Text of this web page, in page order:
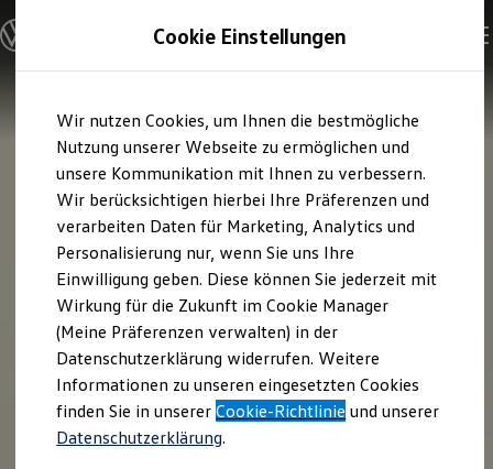
Hauptinhalt
springen
Footer
springen
Modelle & Konfigurator
Nutzfahrzeugkategorien entdecken
Modelle konfigurieren
Vorgängermodelle und Oldtimer
Vorgängermodelle
Oldtimer
Bulli Historie
Branchenlösungen & Gewerbekunden
Umbaulösungen und Hersteller finden
Auf- und Umbauten entdecken & konfigurieren
Groß- und Sonderkunden
Großkunden
Kommunen & Behörden
Journalisten
Sportvereine
Branchenlösungen
Bau & Handwerk
Gewerbliche Personenbeförderung
Service & mobile Werkstätten
Kurier, Logistik & Handel
Cookie Einstellungen
Wir nutzen Cookies, um Ihnen die bestmögliche
Nutzung unserer Webseite zu ermöglichen und
unsere Kommunikation mit Ihnen zu verbessern.
Wir berücksichtigen hierbei Ihre Präferenzen und
verarbeiten Daten für Marketing, Analytics und
Personalisierung nur, wenn Sie uns Ihre
Einwilligung geben. Diese können Sie jederzeit mit
Wirkung für die Zukunft im Cookie Manager
(Meine Präferenzen verwalten) in der
Datenschutzerklärung widerrufen. Weitere
Informationen zu unseren eingesetzten Cookies
finden Sie in unsererCookie-Richtlinie und unserer
Datenschutzerklärung.